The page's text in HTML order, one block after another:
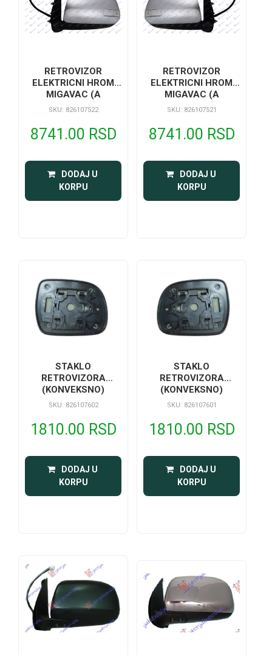
RETROVIZOR
ELEKTRICNI HROM
MIGAVAC (A
KVALITET)
SKU: 826107522
8741.00 RSD
DODAJ U
KORPU
RETROVIZOR
ELEKTRICNI HROM
MIGAVAC (A
KVALITET)
SKU: 826107521
8741.00 RSD
DODAJ U
KORPU
STAKLO
RETROVIZORA
(KONVEKSNO)
SKU: 826107602
1810.00 RSD
DODAJ U
KORPU
STAKLO
RETROVIZORA
(KONVEKSNO)
SKU: 826107601
1810.00 RSD
DODAJ U
KORPU